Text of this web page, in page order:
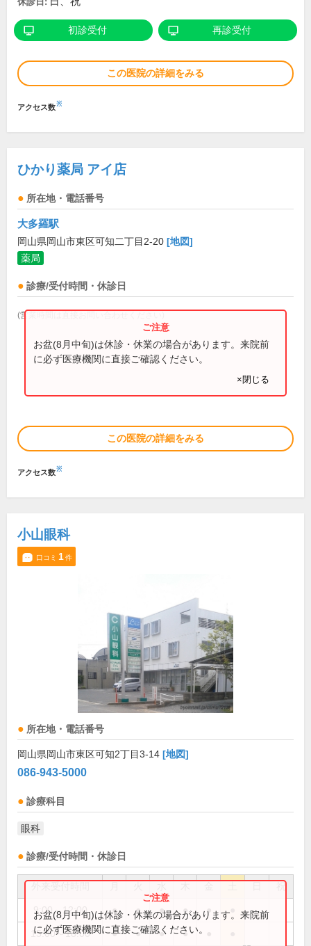
初診受付 再診受付
この医院の詳細をみる
アクセス数※
ひかり薬局 アイ店
所在地・電話番号
大多羅駅
岡山県岡山市東区可知二丁目2-20 [地図]
薬局
診療/受付時間・休診日
(営業時間は直接お問い合わせください)
お盆(8月中旬)は休診・休業の場合があります。来院前
に必ず医療機関に直接ご確認ください。
×閉じる
この医院の詳細をみる
アクセス数※
小山眼科
口コミ 1件
所在地・電話番号
岡山県岡山市東区可知2丁目3-14 [地図]
086-943-5000
診療科目
眼科
診療/受付時間・休診日
祝
9:00～12:00 ● ● ● ● ●
15:00～18:00 ● ● ● ●
お盆(8月中旬)は休診・休業の場合があります。来院前
に必ず医療機関に直接ご確認ください。